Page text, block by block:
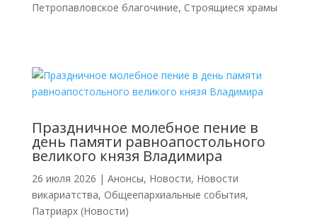
Петропавловское благочиние, Строящиеся храмы
Праздничное молебное пение в
день памяти равноапостольного
великого князя Владимира
26 июля 2026 | Анонсы, Новости, Новости
викариатства, Общеепархиальные события,
Патриарх (Новости)